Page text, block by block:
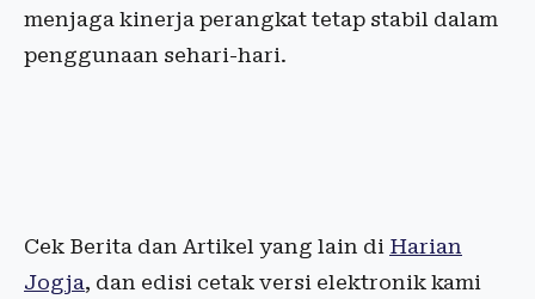
menjaga kinerja perangkat tetap stabil dalam
penggunaan sehari-hari.
Cek Berita dan Artikel yang lain di Harian
Jogja, dan edisi cetak versi elektronik kami